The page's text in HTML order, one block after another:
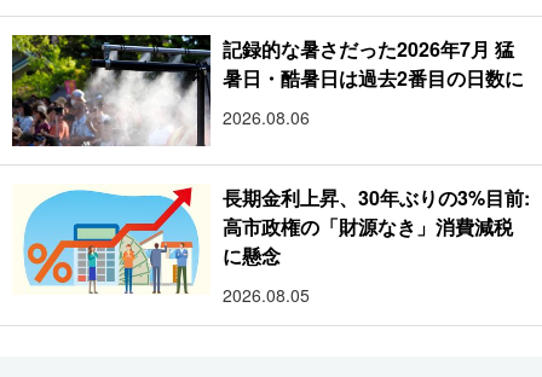
記録的な暑さだった2026年7月 猛
暑日・酷暑日は過去2番目の日数に
2026.08.06
長期金利上昇、30年ぶりの3%目前:
高市政権の「財源なき」消費減税
に懸念
2026.08.05